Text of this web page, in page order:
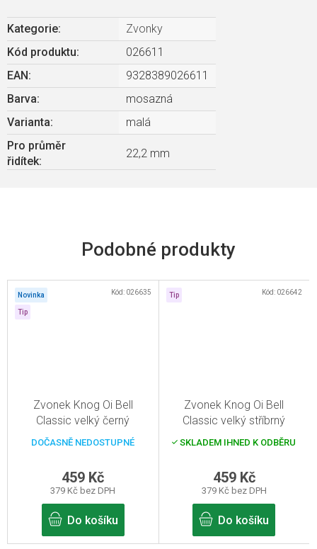
Kategorie:
Zvonky
Kód produktu:
026611
EAN:
9328389026611
Barva:
mosazná
Varianta:
malá
Pro průměr
řidítek:
22,2 mm
Novinka
Tip
Zvonek Knog Oi Bell
Classic velký černý
DOČASNĚ NEDOSTUPNÉ
379 Kč bez DPH
459 Kč
Do košíku
Kód: 026635 Tip
Zvonek Knog Oi Bell
Classic velký stříbrný
SKLADEM IHNED K ODBĚRU
379 Kč bez DPH
459 Kč
Do košíku
Kód: 026642